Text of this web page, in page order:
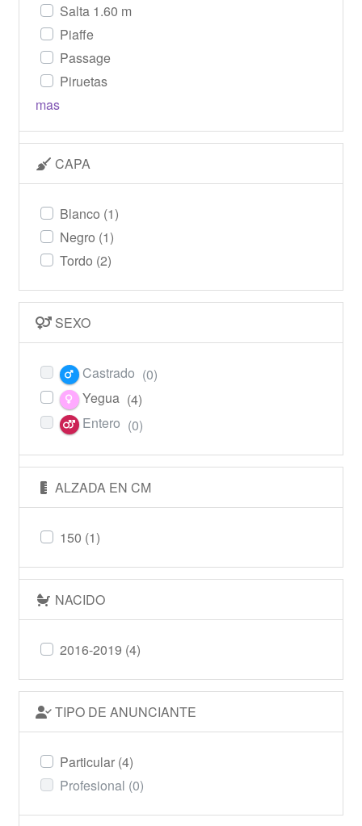
Salta 1.60 m
Piaffe
Passage
Piruetas
mas
CAPA
Blanco (1)
Negro (1)
Tordo (2)
SEXO
Castrado (0)
Yegua (4)
Entero (0)
ALZADA EN CM
150 (1)
NACIDO
2016-2019 (4)
TIPO DE ANUNCIANTE
Particular (4)
Profesional (0)